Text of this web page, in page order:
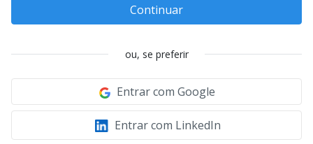
Continuar
ou, se preferir
Entrar com Google
Entrar com LinkedIn